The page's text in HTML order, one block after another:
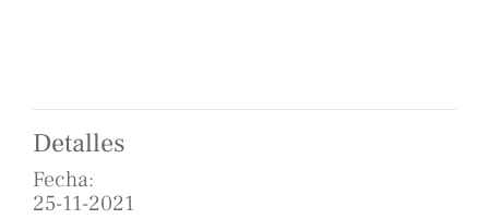
Detalles
Fecha:
25-11-2021